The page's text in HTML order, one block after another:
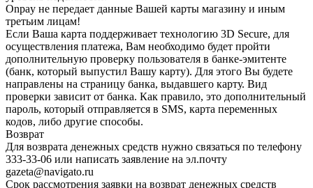
Onpay не передает данные Вашей карты магазину и иным
третьим лицам!
Если Ваша карта поддерживает технологию 3D Secure, для
осуществления платежа, Вам необходимо будет пройти
дополнительную проверку пользователя в банке-эмитенте
(банк, который выпустил Вашу карту). Для этого Вы будете
направлены на страницу банка, выдавшего карту. Вид
проверки зависит от банка. Как правило, это дополнительный
пароль, который отправляется в SMS, карта переменных
кодов, либо другие способы.
Возврат
Для возврата денежных средств нужно связаться по телефону
333-33-06 или написать заявление на эл.почту
gazeta@navigato.ru
Срок рассмотрения заявки на возврат денежных средств